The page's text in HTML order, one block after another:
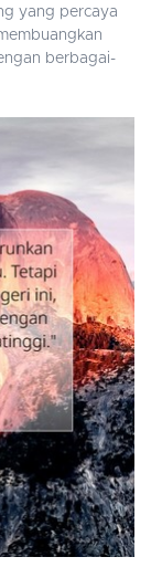
yang percaya
berbagai-